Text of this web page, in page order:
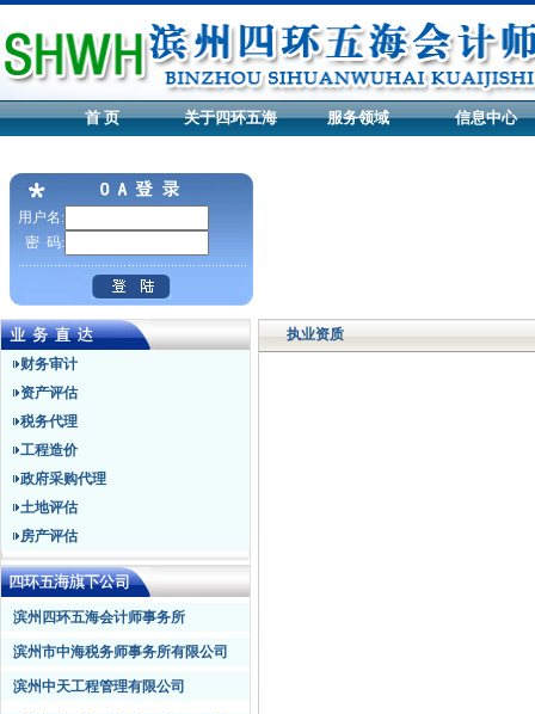
首 页 关于四环五海 服务领域 信息中心
用户名:
密 码:
财务审计
资产评估
税务代理
工程造价
政府采购代理
土地评估
房产评估
滨州四环五海会计师事务所
滨州市中海税务师事务所有限公司
滨州中天工程管理有限公司
执业资质